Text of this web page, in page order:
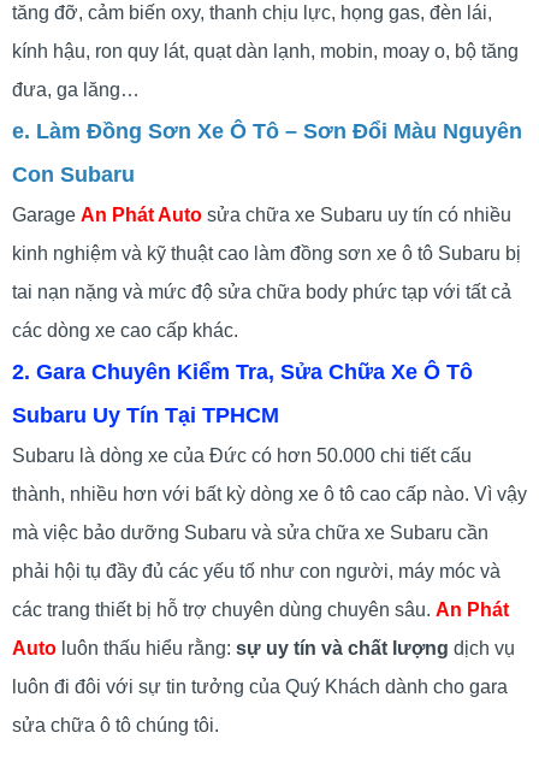
tăng đỡ, cảm biến oxy, thanh chịu lực, họng gas, đèn lái,
kính hậu, ron quy lát, quạt dàn lạnh, mobin, moay o, bộ tăng
đưa, ga lăng…
e. Làm Đồng Sơn Xe Ô Tô – Sơn Đổi Màu Nguyên
Con Subaru
Garage An Phát Auto sửa chữa xe Subaru uy tín có nhiều
kinh nghiệm và kỹ thuật cao làm đồng sơn xe ô tô Subaru bị
tai nạn nặng và mức độ sửa chữa body phức tạp với tất cả
các dòng xe cao cấp khác.
2. Gara Chuyên Kiểm Tra, Sửa Chữa Xe Ô Tô
Subaru Uy Tín Tại TPHCM
Subaru là dòng xe của Đức có hơn 50.000 chi tiết cấu
thành, nhiều hơn với bất kỳ dòng xe ô tô cao cấp nào. Vì vậy
mà việc bảo dưỡng Subaru và sửa chữa xe Subaru cần
phải hội tụ đầy đủ các yếu tố như con người, máy móc và
các trang thiết bị hỗ trợ chuyên dùng chuyên sâu. An Phát
Auto luôn thấu hiểu rằng: sự uy tín và chất lượng dịch vụ
luôn đi đôi với sự tin tưởng của Quý Khách dành cho gara
sửa chữa ô tô chúng tôi.